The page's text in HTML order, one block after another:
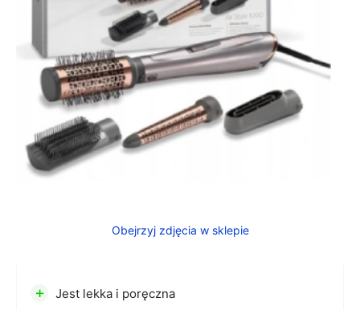
Obejrzyj zdjęcia w sklepie
+ Jest lekka i poręczna